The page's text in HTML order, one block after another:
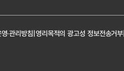
·관리방침|영리목적의 광고성 정보전송거부